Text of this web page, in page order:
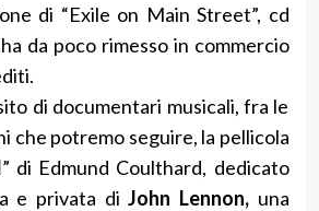
di “Exile on Main Street”, cd
da poco rimesso in commercio
di documentari musicali, fra le
che potremo seguire, la pellicola
” di Edmund Coulthard, dedicato
e privata diJohn Lennon,una